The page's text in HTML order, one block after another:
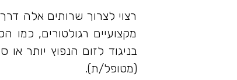
מקצועיים רגולטורים,
(מטופל/ת).